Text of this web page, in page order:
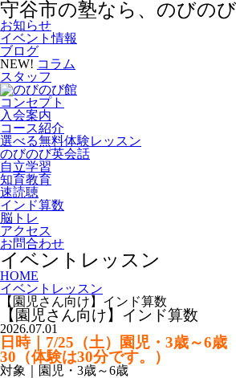
守谷市の塾なら、のびの
お知らせ
イベント情報
ブログ
NEW! コラム
スタッフ
コンセプト
入会案内
コース紹介
選べる無料体験レッスン
のびのび英会話
自立学習
知育教育
速読聴
インド算数
脳トレ
アクセス
お問合わせ
イベントレッスン
HOME
イベントレッスン
【園児さん向け】インド算数
【園児さん向け】インド算数
2026.07.01
日時｜7/25 （土）園児・3歳～6
30（体験は30分です。）
対象｜園児・3歳～6歳